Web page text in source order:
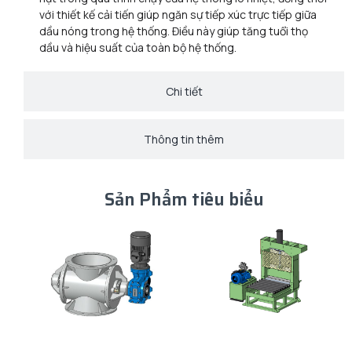
với thiết kế cải tiến giúp ngăn sự tiếp xúc trực tiếp giữa
dầu nóng trong hệ thống. Điều này giúp tăng tuổi thọ
dầu và hiệu suất của toàn bộ hệ thống.
Chi tiết
Thông tin thêm
Sản Phẩm tiêu biểu